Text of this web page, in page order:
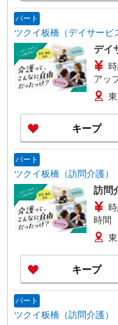
セン
メゾ
士見
セン
ーポ
パート
ツクイ板橋（デイサービ
デイ
時
アッ
給与
キープ
パート
ツクイ板橋（訪問介護）
訪問
時
時間
翌
→ケ
は資
キープ
パート
ツクイ板橋（訪問介護）